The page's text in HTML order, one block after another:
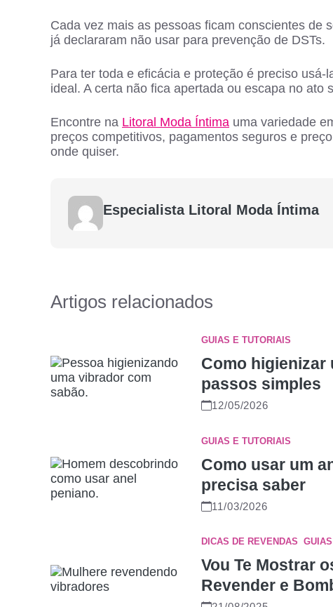
Cada vez mais as pessoas ficam conscientes de
já declararam não usar para prevenção de DSTs.
Para ter toda e eficácia e proteção é preciso
ideal. A certa não fica apertada ou escapa no ato
Encontre na Litoral Moda Íntima uma variedade
preços competitivos, pagamentos seguros e
onde quiser.
Especialista Litoral Moda Íntima
Artigos relacionados
GUIAS E TUTORIAIS
Como higienizar
passos simples
12/05/2026
GUIAS E TUTORIAIS
Como usar um
precisa saber
11/03/2026
DICAS DE REVENDAS
Vou Te Mostrar
Revender e